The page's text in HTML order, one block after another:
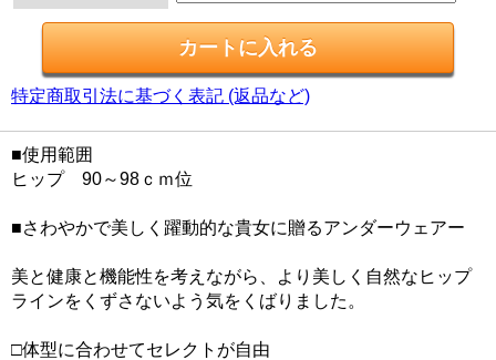
特定商取引法に基づく表記 (返品など)
■使用範囲
ヒップ 90～98ｃｍ位
■さわやかで美しく躍動的な貴女に贈るアンダーウェアー
美と健康と機能性を考えながら、より美しく自然なヒップ
ラインをくずさないよう気をくばりました。
□体型に合わせてセレクトが自由